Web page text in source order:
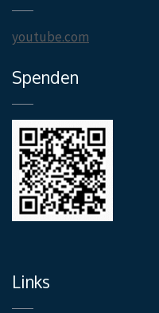
youtube.com
Spenden
Links